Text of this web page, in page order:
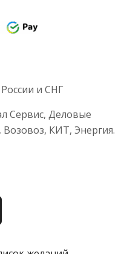
и СНГ
Сервис, Деловые
Возовоз, КИТ, Энергия.